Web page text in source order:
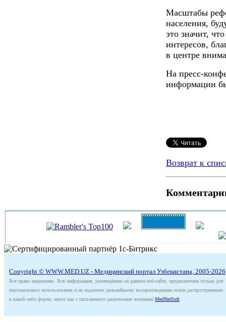
Масштабы
населения,
это значит,
интересов,
в центре
На пресс-
информации
Возврат к
Copyright © WWW.MED.UZ - Медицинский портал Узбекистана, 2005-2026
Все права защищены. Вся информация, размещённая на данном веб-сайте, предназначена только для
персонального использования и не подлежит дальнейшему воспроизведению и/или распространению
в какой-либо форме, иначе как с письменного разрешения компании MedNetSoft